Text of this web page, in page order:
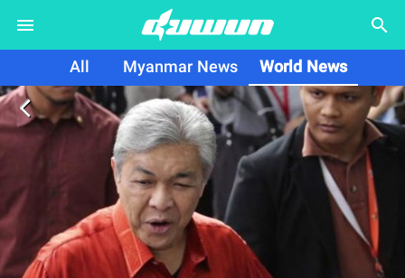
search
All Myanmar News World News
arrow_back_ios